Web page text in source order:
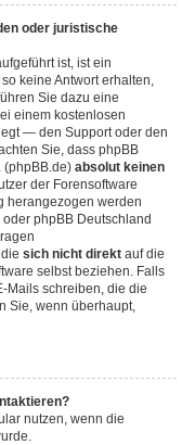
oder juristische
ist, ist ein
keine Antwort erhalten,
Sie dazu eine
einem kostenlosen
— den Support oder den
Sie, dass phpBB
(phpBB.de) absolut keinen
der Forensoftware
herangezogen werden
phpBB Deutschland
sich nicht direkt auf die
selbst beziehen. Falls
Mails schreiben, die die
Sie, wenn überhaupt,
nutzen, wenn die